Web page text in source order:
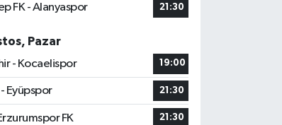
FK - Alanyaspor 21:30
Pazar
- Kocaelispor
19:00
Eyüpspor 21:30
FK 21:30